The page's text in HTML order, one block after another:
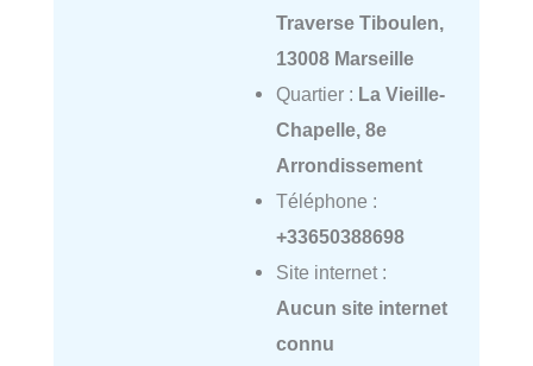
Traverse Tiboulen,
13008 Marseille
Quartier : La Vieille-
Chapelle, 8e
Arrondissement
Téléphone :
+33650388698
Site internet :
Aucun site internet
connu